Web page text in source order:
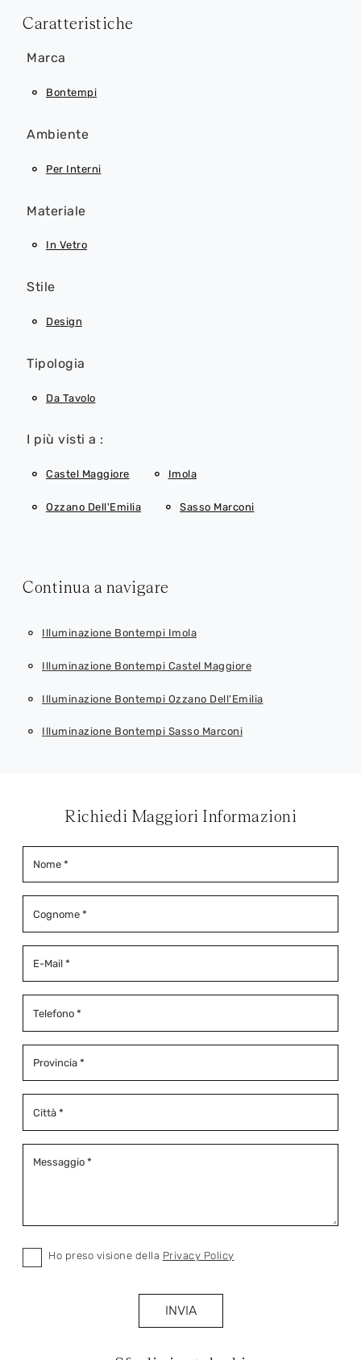
Caratteristiche
Marca
Bontempi
Ambiente
Per Interni
Materiale
In Vetro
Stile
Design
Tipologia
Da Tavolo
I più visti a :
Castel Maggiore Imola
Ozzano Dell'Emilia Sasso Marconi
Continua a navigare
Illuminazione Bontempi Imola
Illuminazione Bontempi Castel Maggiore
Illuminazione Bontempi Ozzano Dell'Emilia
Illuminazione Bontempi Sasso Marconi
Richiedi Maggiori Informazioni
Ho preso visione della Privacy Policy
INVIA